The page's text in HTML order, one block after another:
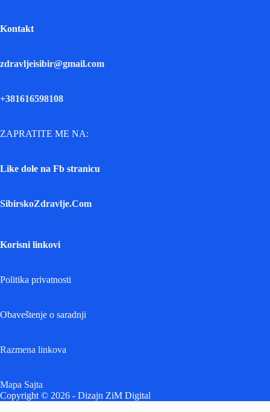
Kontakt
zdravljeisibir@gmail.com
+381616598108
ZAPRATITE ME NA:
Like dole na Fb stranicu
SibirskoZdravlje.Com
Korisni linkovi
Politika privatnosti
Obaveštenje o saradnji
Razmena linkova
Mapa Sajta
Copyright © 2026 - Dizajn ZiM Digital